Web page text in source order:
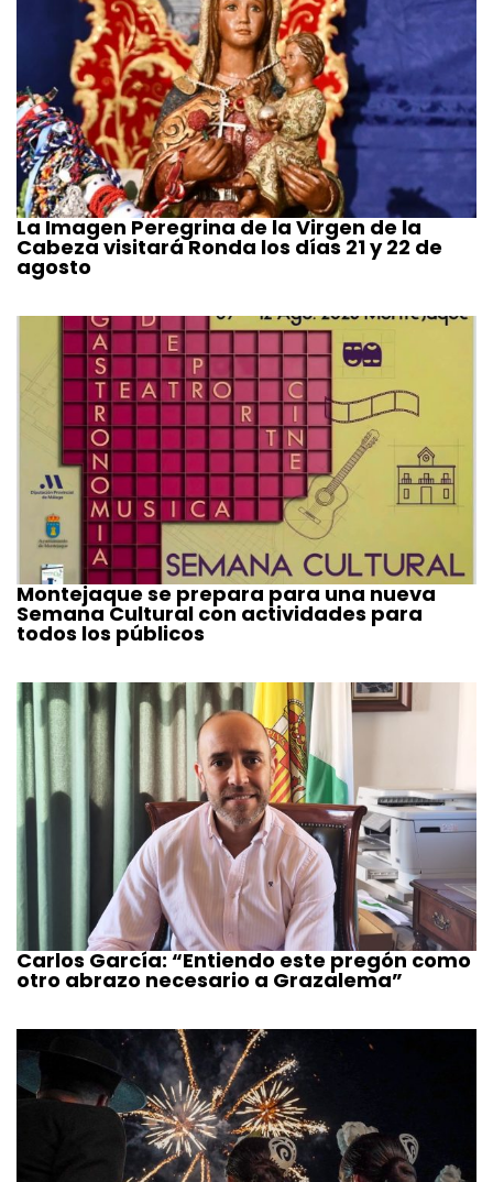
La Imagen Peregrina de la Virgen de la
Cabeza visitará Ronda los días 21 y 22 de
agosto
Montejaque se prepara para una nueva
Semana Cultural con actividades para
todos los públicos
Carlos García: “Entiendo este pregón como
otro abrazo necesario a Grazalema”